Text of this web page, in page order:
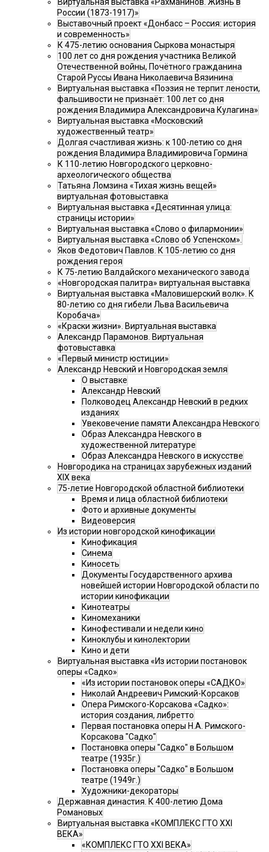
Виртуальная выставка «Рахманинов. Жизнь в
России (1873-1917)»
Выставочный проект «Донбасс – Россия: история
и современность»
К 475-летию основания Сыркова монастыря
100 лет со дня рождения участника Великой
Отечественной войны, Почётного гражданина
Старой Руссы Ивана Николаевича Вязинина
Виртуальная выставка «Поэзия не терпит лености,
фальшивости не признаёт: 100 лет со дня
рождения Владимира Александровича Кулагина»
Виртуальная выставка «Московский
художественный театр»
Долгая счастливая жизнь: к 100-летию со дня
рождения Владимира Владимировича Гормина
К 110-летию Новгородского церковно-
археологического общества
Татьяна Ломзина «Тихая жизнь вещей»
виртуальная фотовыставка
Виртуальная выставка «Десятинная улица:
страницы истории»
Виртуальная выставка «Слово о филармонии»
Виртуальная выставка «Слово об Успенском».
Яков Федотович Павлов. К 105-летию со дня
рождения героя
К 75-летию Валдайского механического завода
«Новгородская палитра» виртуальная выставка
Виртуальная выставка «Маловишерский волк». К
80-летию со дня гибели Льва Васильевича
Коробача»
«Краски жизни». Виртуальная выставка
Александр Парамонов. Виртуальная
фотовыставка
«Первый министр юстиции»
Александр Невский и Новгородская земля
О выставке
Александр Невский
Полководец Александр Невский в редких
изданиях
Увековечение памяти Александра Невского
Образ Александра Невского в
художественной литературе
Образ Александра Невского в искусстве
Новгородика на страницах зарубежных изданий
XIX века
75-летие Новгородской областной библиотеки
Время и лица областной библиотеки
Фото и архивные документы
Видеоверсия
Из истории новгородской кинофикации
Кинофикация
Синема
Киносеть
Документы Государственного архива
новейшей истории Новгородской области по
истории кинофикации
Кинотеатры
Киномеханики
Кинофестивали и недели кино
Киноклубы и кинолектории
Кино и дети
Виртуальная выставка «Из истории постановок
оперы «Садко»
«Из истории постановок оперы «САДКО»
Николай Андреевич Римский-Корсаков
Опера Римского-Корсакова «Садко»:
история создания, либретто
Первая постановка оперы Н.А. Римского-
Корсакова "Садко"
Постановка оперы "Садко" в Большом
театре (1935г.)
Постановка оперы "Садко" в Большом
театре (1949г.)
Художники-декораторы
Державная династия. К 400-летию Дома
Романовых
Виртуальная выставка «КОМПЛЕКС ГТО XXI
ВЕКА»
«КОМПЛЕКС ГТО XXI ВЕКА»